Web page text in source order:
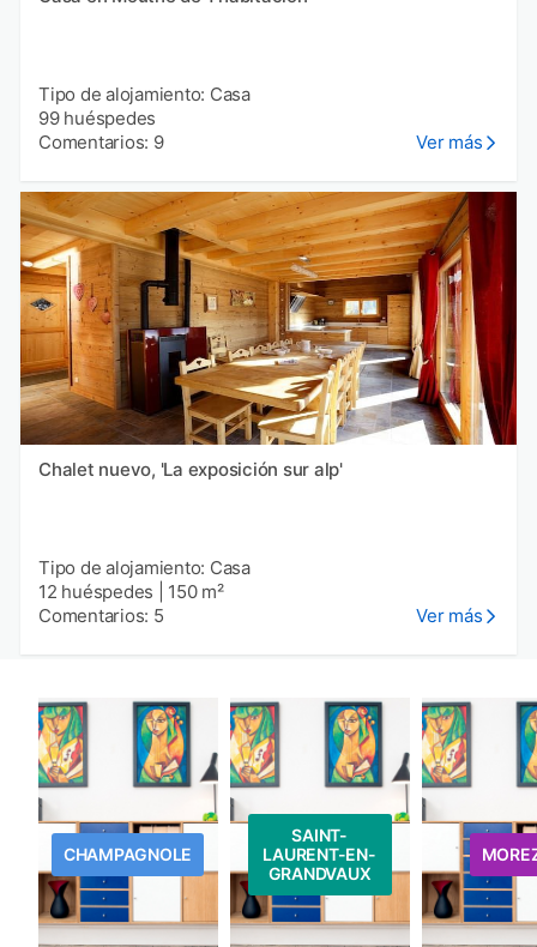
Tipo de alojamiento: Casa
99 huéspedes
Comentarios: 9
Ver más
Chalet nuevo, 'La exposición sur alp'
Tipo de alojamiento: Casa
12 huéspedes
150 m²
Comentarios: 5
Ver más
CHAMPAGNOLE
SAINT-
LAURENT-EN-
GRANDVAUX